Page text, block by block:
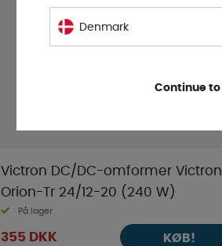
Victron DC/DC-omformer Victron
Orion-Tr 24/12-20 (240 W)
På lager
355 DKK KØB!
Denmark
Continue to